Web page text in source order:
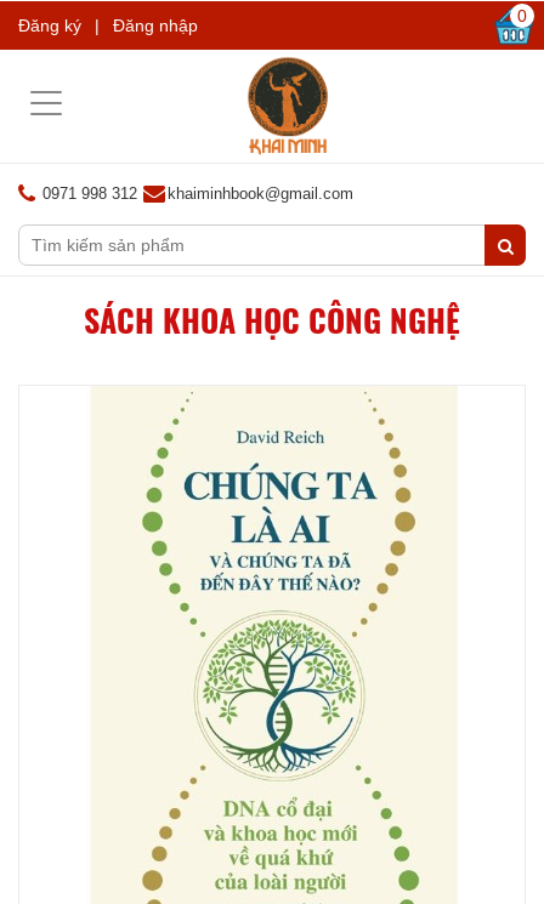
Đăng ký | Đăng nhập 0
Toggle
0971 998 312 khaiminhbook@gmail.com
SÁCH KHOA HỌC CÔNG NGHỆ